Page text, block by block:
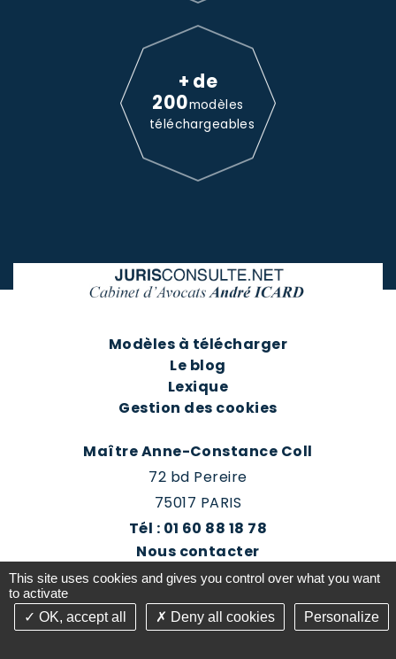
+ de
200modèles
téléchargeables
Modèles à télécharger
Le blog
Lexique
Gestion des cookies
Maître Anne-Constance Coll
72 bd Pereire
75017 PARIS
Tél : 01 60 88 18 78
Nous contacter
Prendre rendez-vous
This site uses cookies and gives you control over what you want
to activate
OK, accept all
Deny all cookies Personalize